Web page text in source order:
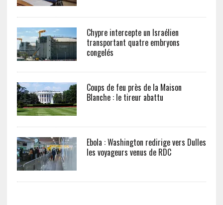
Chypre intercepte un Israélien
transportant quatre embryons
congelés
Coups de feu près de la Maison
Blanche : le tireur abattu
Ebola : Washington redirige vers Dulles
les voyageurs venus de RDC